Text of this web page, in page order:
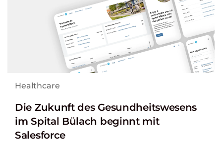
Healthcare
Die Zukunft des Gesundheitswesens
im Spital Bülach beginnt mit
Salesforce